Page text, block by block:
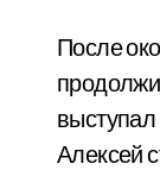
После
Алексей